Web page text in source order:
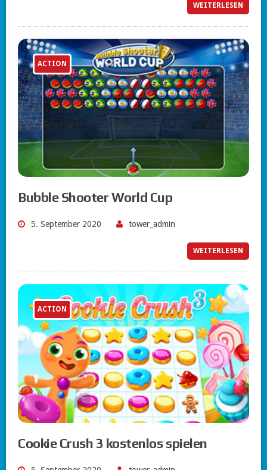
WEITERLESEN
ACTION
Bubble Shooter World Cup
5. September 2020 tower_admin
WEITERLESEN
ACTION
Cookie Crush 3 kostenlos spielen